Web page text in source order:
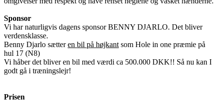
Sponsor
Vi har naturligvis dagens sponsor BENNY DJARLO. Det bliver
verdensklasse.
Benny Djarlo sætteren bil på højkant som Hole in one præmie på
hul 17 (N8)
Vi håber det bliver en bil med værdi ca 500.000 DKK!! Så nu kan I
godt gå i træningslejr!
Prisen